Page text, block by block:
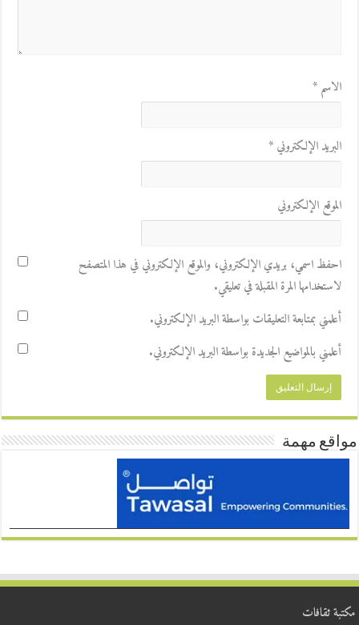
الاسم*
البريد الإلكتروني*
الموقع الإلكتروني
احفظ اسمي، بريدي الإلكتروني، والموقع الإلكتروني في هذا المتصفح
لاستخدامها المرة المقبلة في تعليقي.
أعلمني بمتابعة التعليقات بواسطة البريد الإلكتروني.
أعلمني بالمواضيع الجديدة بواسطة البريد الإلكتروني.
مواقع مهمة
مكتبة ثقافات